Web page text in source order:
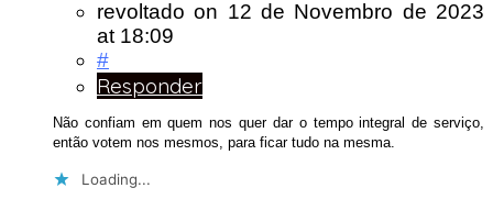
revoltado on 12 de Novembro de 2023
at 18:09
#
Responder
Não confiam em quem nos quer dar o tempo integral de serviço,
então votem nos mesmos, para ficar tudo na mesma.
Loading...